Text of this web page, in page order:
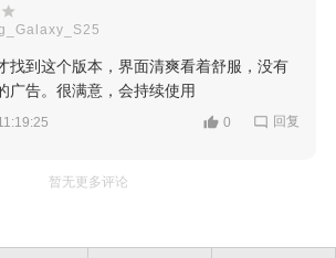
找到这个版本，界面清爽看着舒服，没有
广告。很满意，会持续使用
0 回复
暂无更多评论